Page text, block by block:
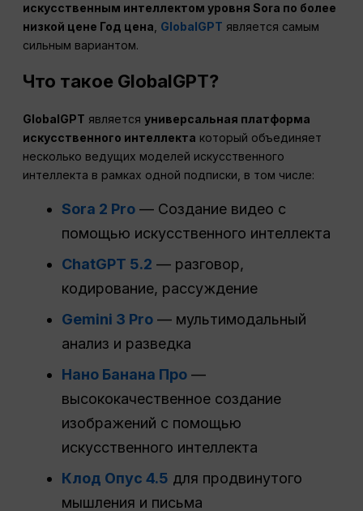
искусственным интеллектом уровня Sora по более
низкой цене Год цена, GlobalGPT является самым
сильным вариантом.
Что такое GlobalGPT?
GlobalGPT являетсяуниверсальная платформа
искусственного интеллекта который объединяет
несколько ведущих моделей искусственного
интеллекта в рамках одной подписки, в том числе:
Sora 2 Pro — Создание видео с
помощью искусственного интеллекта
ChatGPT 5.2 — разговор,
кодирование, рассуждение
Gemini 3 Pro — мультимодальный
анализ и разведка
Нано Банана Про —
высококачественное создание
изображений с помощью
искусственного интеллекта
Клод Опус 4.5 для продвинутого
мышления и письма